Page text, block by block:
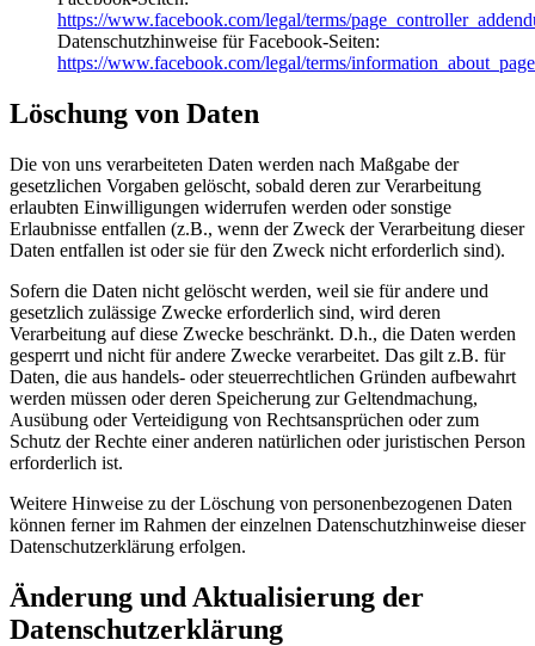
https://www.facebook.com/legal/terms/
Datenschutzhinweise für Facebook-Seiten:
https://www.facebook.com/legal/terms/
Löschung von Daten
Die von uns verarbeiteten Daten werden nach Maßgabe der
gesetzlichen Vorgaben gelöscht, sobald deren zur Verarbeitung
erlaubten Einwilligungen widerrufen werden oder sonstige
Erlaubnisse entfallen (z.B., wenn der Zweck der Verarbeitung dieser
Daten entfallen ist oder sie für den Zweck nicht erforderlich sind).
Sofern die Daten nicht gelöscht werden, weil sie für andere und
gesetzlich zulässige Zwecke erforderlich sind, wird deren
Verarbeitung auf diese Zwecke beschränkt. D.h., die Daten werden
gesperrt und nicht für andere Zwecke verarbeitet. Das gilt z.B. für
Daten, die aus handels- oder steuerrechtlichen Gründen aufbewahrt
werden müssen oder deren Speicherung zur Geltendmachung,
Ausübung oder Verteidigung von Rechtsansprüchen oder zum
Schutz der Rechte einer anderen natürlichen oder juristischen Person
erforderlich ist.
Weitere Hinweise zu der Löschung von personenbezogenen Daten
können ferner im Rahmen der einzelnen Datenschutzhinweise dieser
Datenschutzerklärung erfolgen.
Änderung und Aktualisierung der
Datenschutzerklärung